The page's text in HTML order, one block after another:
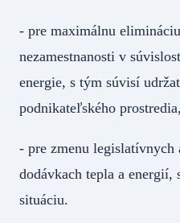
- pre maximálnu
nezamestnanosti v
energie, s tým súvisí
podnikateľského prostredia,
- pre zmenu
dodávkach tepla a energií,
situáciu.